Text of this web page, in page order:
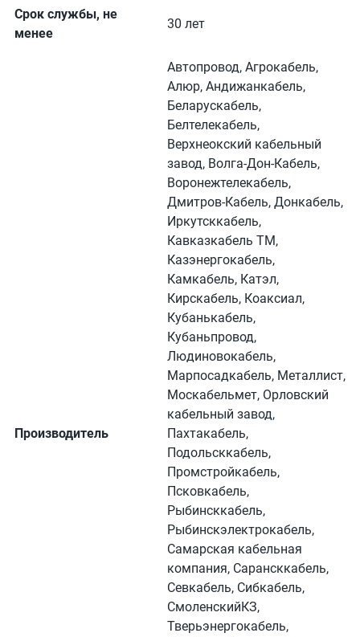
Срок службы, не
менее
30 лет
Производитель
Автопровод, Агрокабель,
Алюр, Андижанкабель,
Беларускабель,
Белтелекабель,
Верхнеокский кабельный
завод, Волга-Дон-Кабель,
Воронежтелекабель,
Дмитров-Кабель, Донкабель,
Иркутсккабель,
Кавказкабель ТМ,
Казэнергокабель,
Камкабель, Катэл,
Кирскабель, Коаксиал,
Кубанькабель,
Кубаньпровод,
Людиновокабель,
Марпосадкабель, Металлист,
Москабельмет, Орловский
кабельный завод,
Пахтакабель,
Подольсккабель,
Промстройкабель,
Псковкабель,
Рыбинсккабель,
Рыбинскэлектрокабель,
Самарская кабельная
компания, Сарансккабель,
Севкабель, Сибкабель,
СмоленскийКЗ,
Тверьэнергокабель,